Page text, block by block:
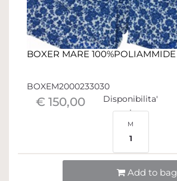
BOXER MARE 100%POLIAMMIDE
BOXEM2000233030
€ 150,00 Disponibilita'
M
1
Add to bag